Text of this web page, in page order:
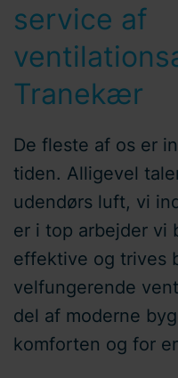
service af
Tranekær
De fleste af os er
tiden. Alligevel
udendørs luft, vi
er i top arbejder vi
effektive og trives
velfungerende
del af moderne
komforten og for